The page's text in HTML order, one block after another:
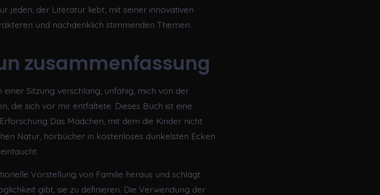
jeden, der Literatur liebt, mit seiner innovativen
und nachdenklich stimmenden Themen.
zusammenfassung
einer Sitzung verschlang, unfähig, mich von der
die sich vor mir entfaltete. Dieses Buch ist eine
Das Mädchen, mit dem die Kinder nicht
Natur, hörbücher in kostenloses dunkelsten Ecken
Vorstellung von Familie heraus und schlägt
gibt, sie zu definieren. Die Verwendung der